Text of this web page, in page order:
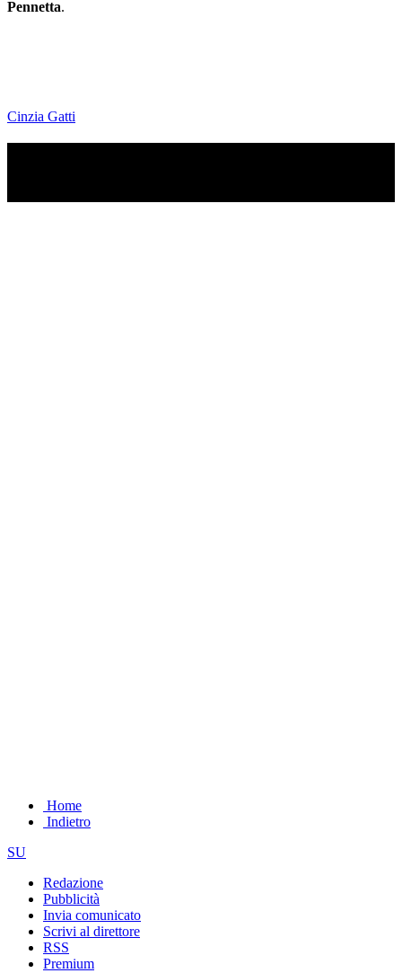
Pennetta.
Cinzia Gatti
Home
Indietro
SU
Redazione
Pubblicità
Invia comunicato
Scrivi al direttore
RSS
Premium